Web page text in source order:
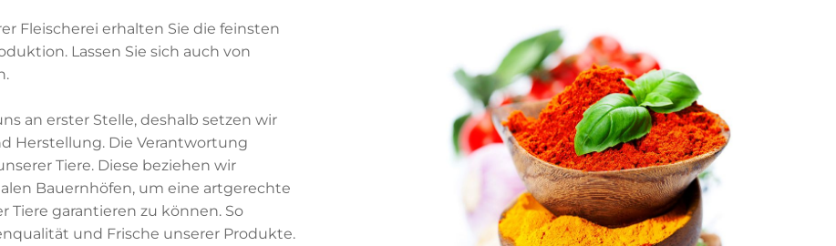
Fleischerei erhalten Sie die feinsten
Lassen Sie sich auch von
an erster Stelle, deshalb setzen wir
Herstellung. Die Verantwortung
Tiere. Diese beziehen wir
Bauernhöfen, um eine artgerechte
garantieren zu können. So
und Frische unserer Produkte.